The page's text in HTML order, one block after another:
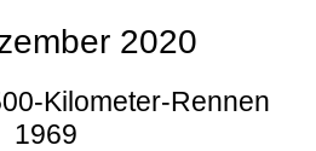
2020
Kilometer-Rennen
1969